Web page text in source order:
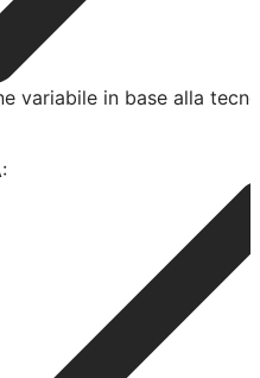
variabile in base alla